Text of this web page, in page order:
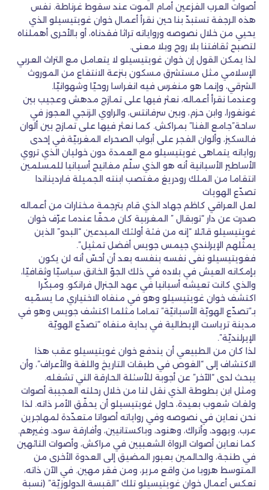
أصوات العرب الفزعين أمام الموت عند سقوط غرناطة. نفس
هذه الرجفة تستبدّ بنا حين نقرأ أعمال خوان غويتيسيلو الذي
يحيي من خلال نصوصه ورواياته تراثا فقدناه، أو بالأحرى أهملناه
لتصبح ثقافتنا بلا روح وبلا معنى.
لذا يمكن القول إن خوان غويتيسيلو لا يتعامل مع التراث العربي
الإسلامي مثل مستشرق مسكون بنزعة الانتفاع من الموروث
الشرقي، وإنما هو منغرس فيه انغراسا روحيّا وشهوانيّا.
وعندما نقرأ أعماله، نعثر فيها على تمازج مدهش وعجيب بين
غونغورا، وابن حزم، وبين سرفانتس، والراوي الزنجي العجوز في
ساحة”جامع الفنا” بمراكش. كما نعثر فيها على تمازج بين ألوان
فالسكيز، وألوان الفجر على أبواب الصحراء المغربيّة.في إحدى
رواياته يتماهى غويتيسيلو مع العمدة دون خوليان الذي تروي
الأساطير الأسبانية أنه هو الذي سلّم مفاتيح أسبانيا للمسلمين
انتقاما من الملك رودريغ مغتصب ابنته الجميلة فارديناندا
تصدّع الهويات
لعل العراقي كاظم جهاد الذي قام بترجمة مختارات من أعماله
صدرت عن دار “توبقال ” المغربية كان محقّا عندما عرّف خوان
غويتيسيلو قائلا “إنه من فئة أولئك المبدعين “البدو” الذين
يمثّلهم الإيرلندي جيمس جويس أفضل تمثيل”.
فغويتيسيلو نفى نفسه بنفسه بعد أن أحسّ أنه لن يكون
بإمكانه العيش في بلاده في ذلك الجوّ الخانق سياسيّا وثقافيّا،
والذي كانت تعيشه أسبانيا في عهد الجنرال فرانكو. ومبكّرا
اكتشف خوان غويتيسيلو وهو في منفاه الاختياري ما يسمّيه
بـ”تصدّع الهويّة الأسبانيّة” تماما مثلما اكتشف جويس وهو في
مدينة ترياست الإيطالية في بداية منفاه “تصدّع الهويّة
الإيرلنديّة”.
لذا كان من الطبيعي أن يندفع خوان غويتيسيلو عقب هذا
الاكتشاف إلى “الغوص في طبقات التاريخ واللغة والأعراف”، وأن
يبحث لدى “الآخر” عن أجوبة للأسئلة الحارقة التي تشغله.
ومثل ابن بطوطة الذي نقل لنا من خلال رحلته العجيبة أصوات
ولغات شعوب بعيدة، حاول غويتيسيلو أن يحقّق الأمر ذاته. لذا
نحن نعاين في نصوصه وفي رواياته أصواتا متعدّدة لمهاجرين
عرب، ويهود، وأتراك، وهنود، وباكستانيين، وأفارقة سود، وغيرهم.
كما نعاين أصوات الرواة الشعبيين في مراكش، وأصوات التائهين
في طنجة، والحالمين بعبور المضيق إلى العدوة الأخرى من
المتوسط هروبا من واقع مرير، ومن فقر مهين. في الآن ذاته،
تعكس أعمال خوان غويتيسيلو تلك “القبسة الدولوزيّة” (نسبة